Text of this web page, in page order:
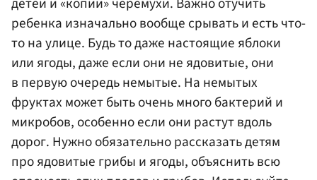
ребенка изначально вообще срывать и есть что-
то на улице. Будь то даже настоящие яблоки
или ягоды, даже если они не ядовитые, они
в первую очередь немытые. На немытых
фруктах может быть очень много бактерий и
микробов, особенно если они растут вдоль
дорог. Нужно обязательно рассказать детям
про ядовитые грибы и ягоды, объяснить всю